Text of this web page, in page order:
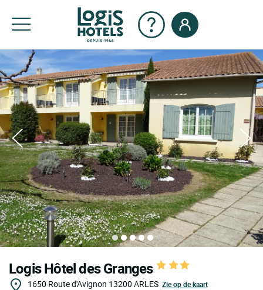
Logis Hôtel des Granges
1650 Route d'Avignon 13200 ARLES Zie op de kaart